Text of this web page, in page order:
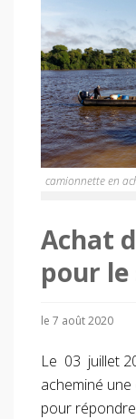
camionnette en
Achat
pour
le 7 août 2020
Le 03 juillet
acheminé
pour